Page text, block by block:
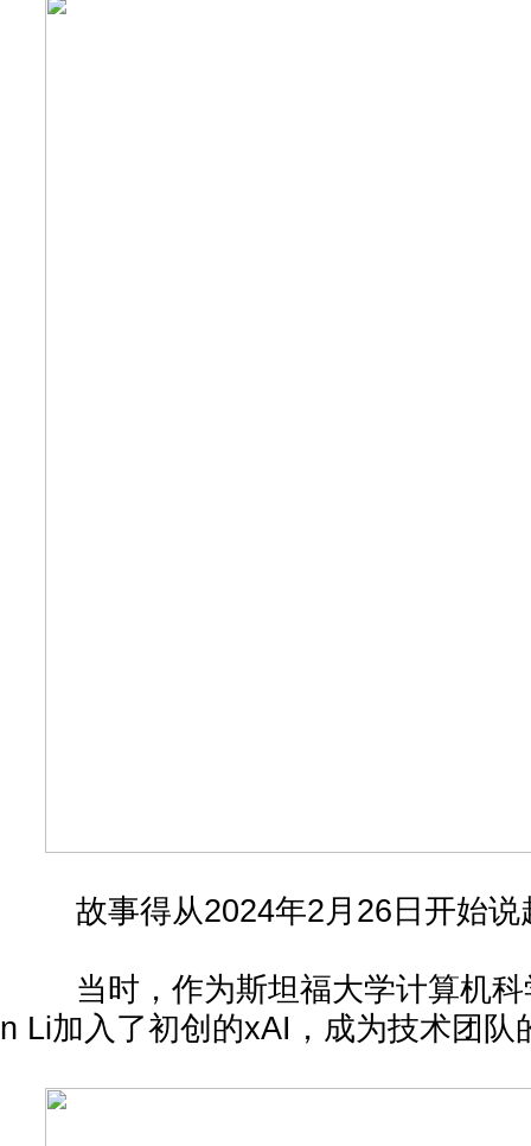
故事得从2024年2月26日开始说
当时，作为斯坦福大学计算机科
n Li加入了初创的xAI，成为技术团队